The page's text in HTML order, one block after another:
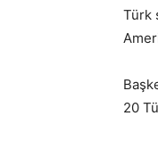
Türk
20